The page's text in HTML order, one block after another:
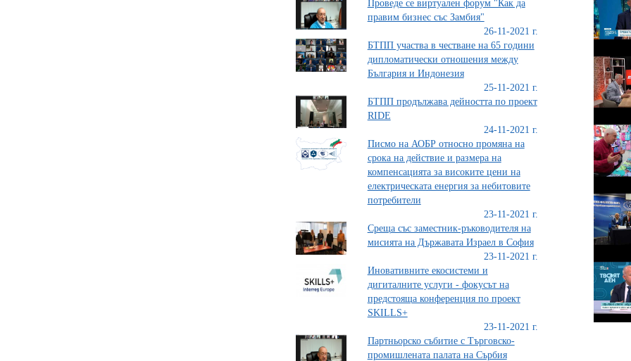
Проведе се виртуален форум "Как да
правим бизнес със Замбия"
26-11-2021 г.
БТПП участва в честване на 65 години
дипломатически отношения между
България и Индонезия
25-11-2021 г.
БТПП продължава дейността по проект
RIDE
24-11-2021 г.
Писмо на АОБР относно промяна на
срока на действие и размера на
компенсацията за високите цени на
електрическата енергия за небитовите
потребители
23-11-2021 г.
Среща със заместник-ръководителя на
мисията на Държавата Израел в София
23-11-2021 г.
Иновативните екосистеми и
дигиталните услуги - фокусът на
предстояща конференция по проект
SKILLS+
23-11-2021 г.
Партньорско събитие с Търговско-
промишлената палата на Сърбия